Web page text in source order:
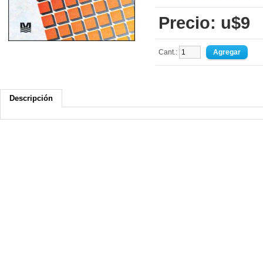
Precio: u$9
Cant.:
Descripción